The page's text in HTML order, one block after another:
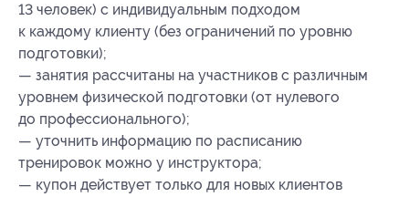
13 человек) с индивидуальным подходом
к каждому клиенту (без ограничений по уровню
подготовки);
— занятия рассчитаны на участников с различным
уровнем физической подготовки (от нулевого
до профессионального);
— уточнить информацию по расписанию
тренировок можно у инструктора;
— купон действует только для новых клиентов